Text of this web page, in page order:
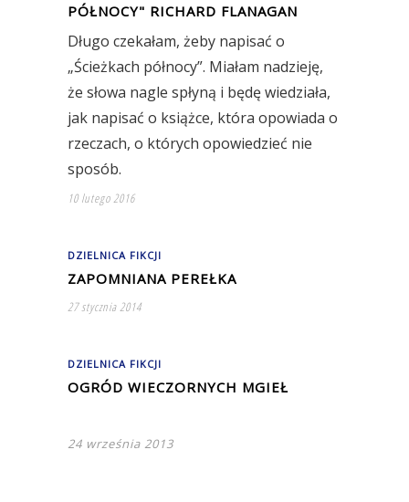
PÓŁNOCY" RICHARD FLANAGAN
Długo czekałam, żeby napisać o
„Ścieżkach północy”. Miałam nadzieję,
że słowa nagle spłyną i będę wiedziała,
jak napisać o książce, która opowiada o
rzeczach, o których opowiedzieć nie
sposób.
10 lutego 2016
DZIELNICA FIKCJI
ZAPOMNIANA PEREŁKA
27 stycznia 2014
DZIELNICA FIKCJI
OGRÓD WIECZORNYCH MGIEŁ
24 września 2013